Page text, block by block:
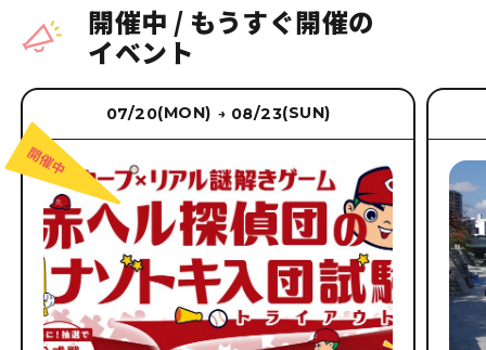
開催中 / もうすぐ開催の
イベント
07/20(MON) → 08/23(SUN)